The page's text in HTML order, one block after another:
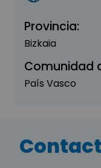
Provincia:
Bizkaia
Comunidad
País Vasco